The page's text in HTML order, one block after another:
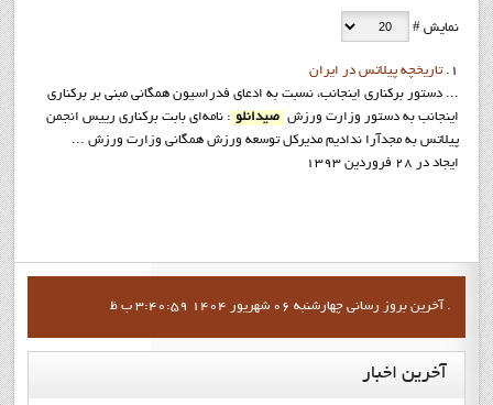
نمایش #
1.
تاريخچه پيلاتس در ايران
... دستور برکناري اينجانب، نسبت به ادعاي فدراسيون همگاني مبني بر برکناري
اينجانب به دستور وزارت ورزش
صیدانلو : نامه‌ای بابت برکناری رییس انجمن
پیلاتس به مجدآرا ندادیم مدیرکل توسعه ورزش همگانی وزارت ورزش ...
ایجاد در 28 فروردين 1393
آخرين بروز رساني چهارشنبه 06 شهریور 1404 3:40:59 ب ظ .
آخرین اخبار